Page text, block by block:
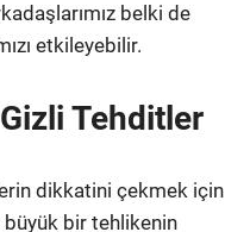
belki de
etkileyebilir.
Tehditler
dikkatini çekmek için
büyük bir tehlikenin